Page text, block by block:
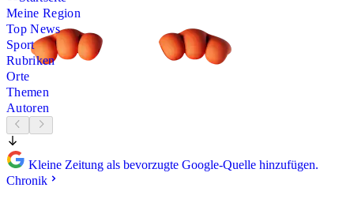
Meine Region
Top News
Sport
Rubriken
Orte
Themen
Autoren
Kleine Zeitung als bevorzugte Google-Quelle hinzufügen.
Chronik